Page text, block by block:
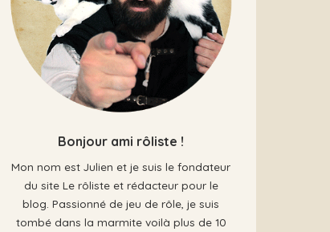
Bonjour ami rôliste !
Mon nom est Julien et je suis le fondateur
du site Le rôliste et rédacteur pour le
blog. Passionné de jeu de rôle, je suis
tombé dans la marmite voilà plus de 10